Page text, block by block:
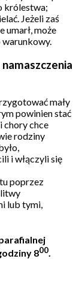
królestwa;
Jeżeli zaś
umarł, może
warunkowy.
mały
powinien stać
chory chce
rodziny
i włączyli się
poprzez
lub tymi,
800.